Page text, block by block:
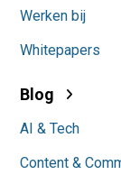
Werken bij
Whitepapers
Blog
AI & Tech
Content &